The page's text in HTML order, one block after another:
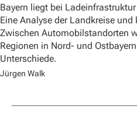
Bayern liegt bei
Eine Analyse der Landkreise
Zwischen Automobilstandorten
Regionen in Nord- und
Unterschiede.
Jürgen Walk